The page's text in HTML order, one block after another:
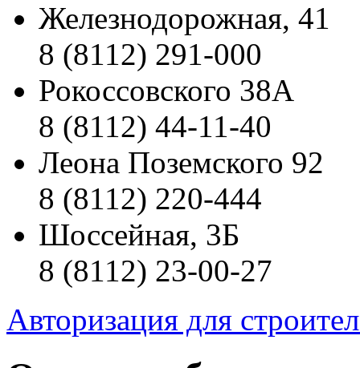
Железнодорожная, 41
8 (8112) 291-000
Рокоссовского 38А
8 (8112) 44-11-40
Леона Поземского 92
8 (8112) 220-444
Шоссейная, 3Б
8 (8112) 23-00-27
Авторизация для